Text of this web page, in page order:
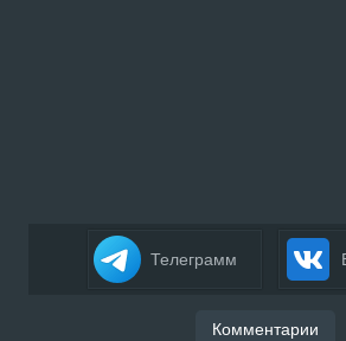
Телеграмм
Комментарии